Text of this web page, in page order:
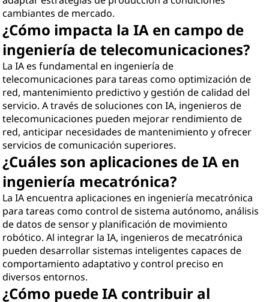
cambiantes de mercado.
¿Cómo impacta la IA en campo de
ingeniería de telecomunicaciones?
La IA es fundamental en ingeniería de
telecomunicaciones para tareas como optimización de
red, mantenimiento predictivo y gestión de calidad del
servicio. A través de soluciones con IA, ingenieros de
telecomunicaciones pueden mejorar rendimiento de
red, anticipar necesidades de mantenimiento y ofrecer
servicios de comunicación superiores.
¿Cuáles son aplicaciones de IA en
ingeniería mecatrónica?
La IA encuentra aplicaciones en ingeniería mecatrónica
para tareas como control de sistema autónomo, análisis
de datos de sensor y planificación de movimiento
robótico. Al integrar la IA, ingenieros de mecatrónica
pueden desarrollar sistemas inteligentes capaces de
comportamiento adaptativo y control preciso en
diversos entornos.
¿Cómo puede IA contribuir al